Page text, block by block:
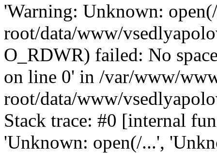
'Warning: Unknown:
root/data/www/
O_RDWR) failed: No
on line 0' in /var/www/
root/data/www/
Stack trace: #0 [internal
'Unknown: open(/...',